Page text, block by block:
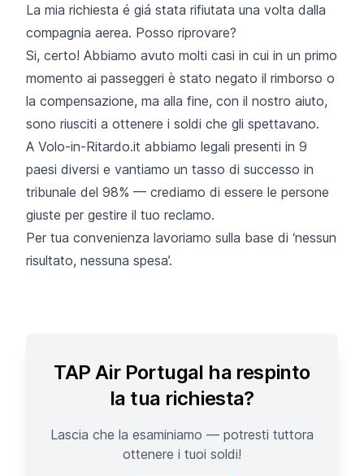
La mia richiesta é giá stata rifiutata una volta dalla
compagnia aerea. Posso riprovare?
Si, certo! Abbiamo avuto molti casi in cui in un primo
momento ai passeggeri è stato negato il rimborso o
la compensazione, ma alla fine, con il nostro aiuto,
sono riusciti a ottenere i soldi che gli spettavano.
A Volo-in-Ritardo.it abbiamo legali presenti in 9
paesi diversi e vantiamo un tasso di successo in
tribunale del 98% — crediamo di essere le persone
giuste per gestire il tuo reclamo.
Per tua convenienza lavoriamo sulla base di ‘nessun
risultato, nessuna spesa’.
TAP Air Portugal ha respinto
la tua richiesta?
Lascia che la esaminiamo — potresti tuttora
ottenere i tuoi soldi!